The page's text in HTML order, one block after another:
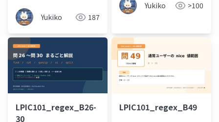
ンジニアのための 7 日
間集中研修）コマンド
暗記ではなく、なぜそ
う動くのかを図で理解
する編
Yukiko 187
Yukiko >100
LPIC101_regex_B26-
30
LPIC101_regex_B49